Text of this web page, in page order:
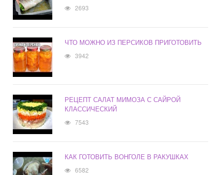
2693
ЧТО МОЖНО ИЗ ПЕРСИКОВ ПРИГОТОВИТЬ
3942
РЕЦЕПТ САЛАТ МИМОЗА С САЙРОЙ
КЛАССИЧЕСКИЙ
7543
КАК ГОТОВИТЬ ВОНГОЛЕ В РАКУШКАХ
6582